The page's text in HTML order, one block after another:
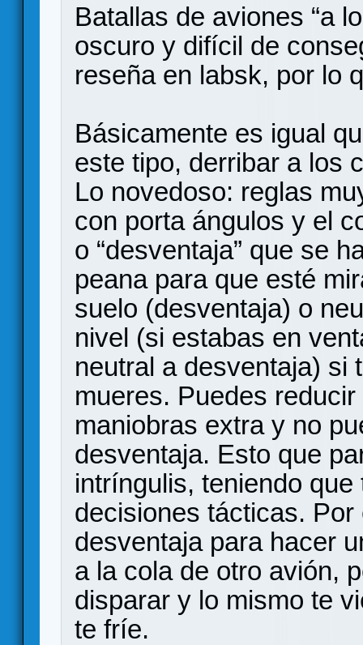
Batallas de aviones “a
oscuro y difícil de
reseña en labsk, por lo
Básicamente es igual
este tipo, derribar a los
Lo novedoso: reglas
con porta ángulos y el
o “desventaja” que se
peana para que esté
suelo (desventaja) o
nivel (si estabas en
neutral a desventaja) si
mueres. Puedes
maniobras extra y no
desventaja. Esto que
intríngulis, teniendo
decisiones tácticas.
desventaja para hacer
a la cola de otro avión,
disparar y lo mismo te
te fríe.